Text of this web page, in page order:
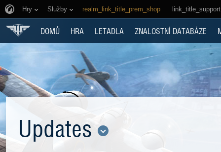
Hry Služby realm_link_title_prem_shop link_title_support
DOMŮ HRA LETADLA ZNALOSTNÍ DATABÁZE
Updates